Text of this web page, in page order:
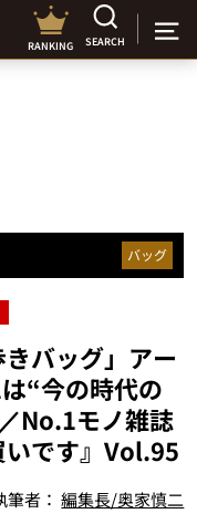
RANKING SEARCH
バッグ
きバッグ」アー
“今の時代の
No.1モノ雑誌
です』Vol.95
筆者：編集長/奥家慎二